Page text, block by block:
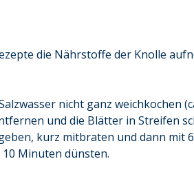
die Nährstoffe der Knolle
nicht ganz weichkochen
und die Blätter in Streifen
kurz mitbraten und dann mit
10 Minuten dünsten.